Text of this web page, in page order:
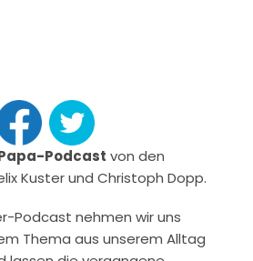
Podcast von den
Kuster und Christoph Dopp.
Podcast nehmen wir uns
Thema aus unserem Alltag